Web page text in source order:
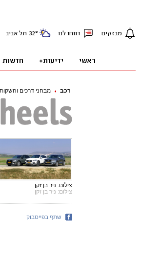
רכב מבחני דרכים והשקות
צילום: ניר בן זקן
צילום: ניר בן זקן
שתף בפייסבוק